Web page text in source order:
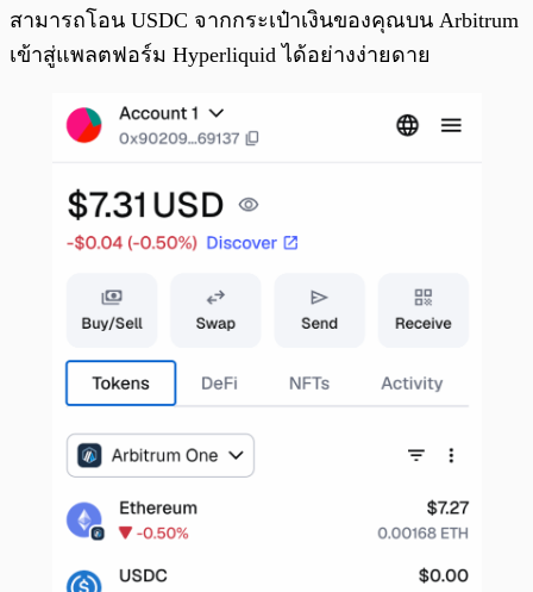
สามารถโอน USDC จากกระเป๋าเงินของคุณบน Arbitrum
เข้าสู่แพลตฟอร์ม Hyperliquid ได้อย่างง่ายดาย